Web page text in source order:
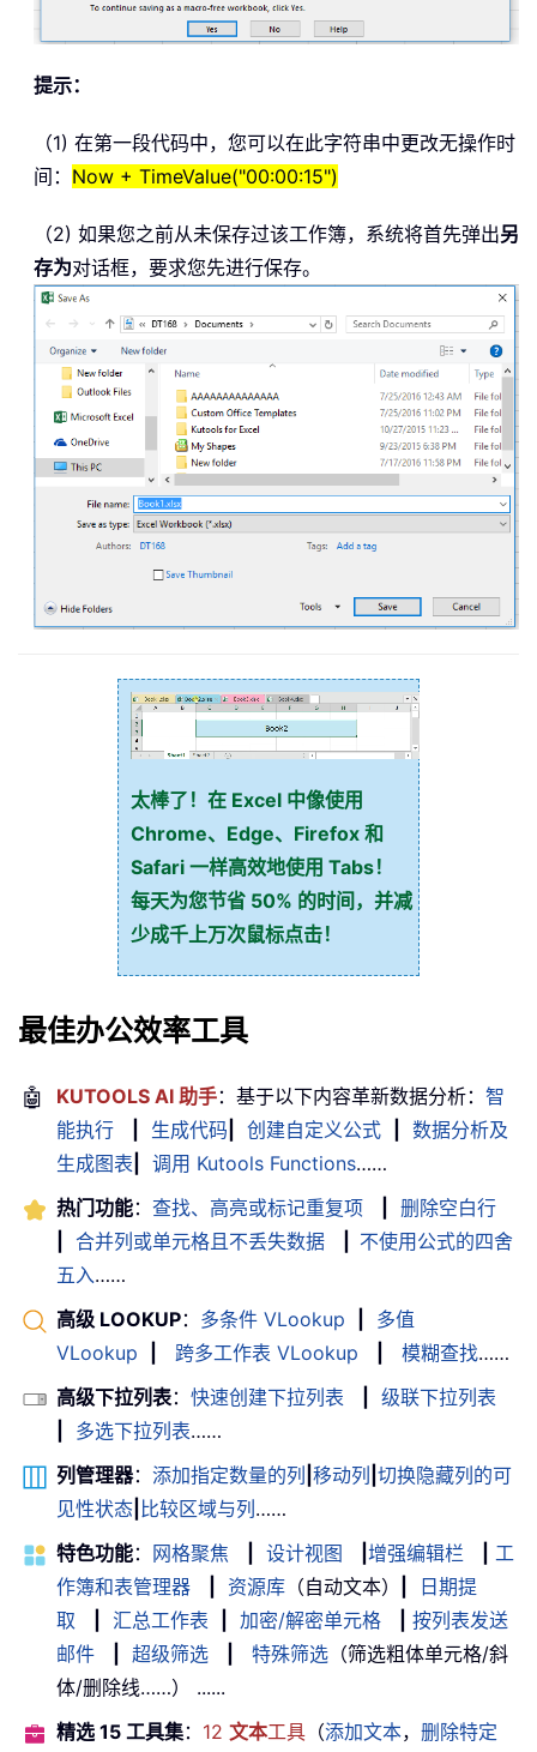
提示：
（1) 在第一段代码中，您可以在此字符串中更改无操作时
间： Now + TimeValue("00:00:15")
（2) 如果您之前从未保存过该工作簿，系统将首先弹出另
存为对话框，要求您先进行保存。
太棒了！在 Excel 中像使用
Chrome、Edge、Firefox 和
Safari 一样高效地使用 Tabs！
每天为您节省 50% 的时间，并减
少成千上万次鼠标点击！
最佳办公效率工具
🤖 KUTOOLS AI 助手：基于以下内容革新数据分析： 智
能执行
生成代码 创建自定义公式
数据分析及
生成图表
调用 Kutools Functions……
热门功能： 查找、高亮或标记重复项
删除空白行
合并列或单元格且不丢失数据
不使用公式的四舍
五入……
高级 LOOKUP： 多条件 VLookup
多值
VLookup
跨多工作表 VLookup 模糊查找……
高级下拉列表： 快速创建下拉列表
级联下拉列表
多选下拉列表……
列管理器： 添加指定数量的列 移动列 切换隐藏列的可
见性状态 比较区域与列 ……
特色功能： 网格聚焦 设计视图 增强编辑栏
工
作簿和表管理器
资源库 （自动文本）
日期提
取
汇总工作表 加密/解密单元格
按列表发送
邮件
超级筛选 特殊筛选 （筛选粗体单元格/斜
体/删除线……） ......
精选 15 工具集： 12 文本工具 （添加文本， 删除特定